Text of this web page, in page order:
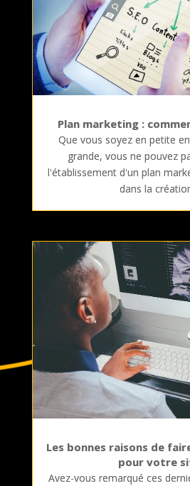
Plan marketing :
Que vous soyez en petite
grande, vous ne pouvez
l'établissement d'un plan
dans la
Les bonnes raisons de
pour votre
Avez-vous remarqué ces